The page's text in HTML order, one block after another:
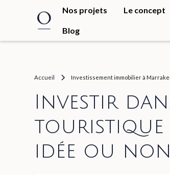
Nos projets Le concept
Blog
Accueil Investissement immobilier à
Investir
touristique
idée ou non